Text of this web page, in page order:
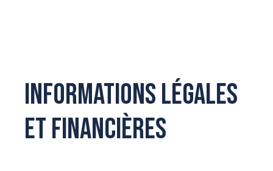
Informations légales
et financières